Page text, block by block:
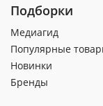
Подборки
Медиагид
Популярные
Новинки
Бренды